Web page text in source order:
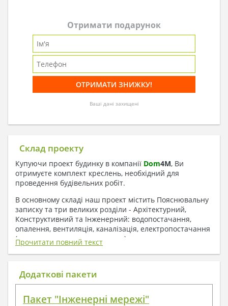
Отримати подарунок
Ваші дані захищені
Склад проекту
Купуючи проект будинку в компанії Dom4M, Ви
отримуєте комплект креслень, необхідний для
проведення будівельних робіт.
В основному складі наш проект містить Пояснювальну
записку та три великих розділи - Архітектурний,
Конструктивний та Інженерний: водопостачання,
опалення, вентиляція, каналізація, електропостачання
( купується за додаткову плату ).
1. До складу Архітектурного розділу
входять:
План покрівлі
Прочитати повний текст
Додаткові пакети
Пакет "Інженерні мережі"